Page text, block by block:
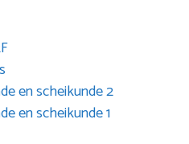
en scheikunde 2
en scheikunde 1